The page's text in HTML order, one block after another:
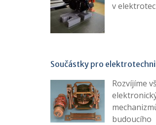
v
Součástky pro
Rozvíjíme